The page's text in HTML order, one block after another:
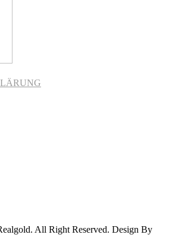
All Right Reserved. Design By